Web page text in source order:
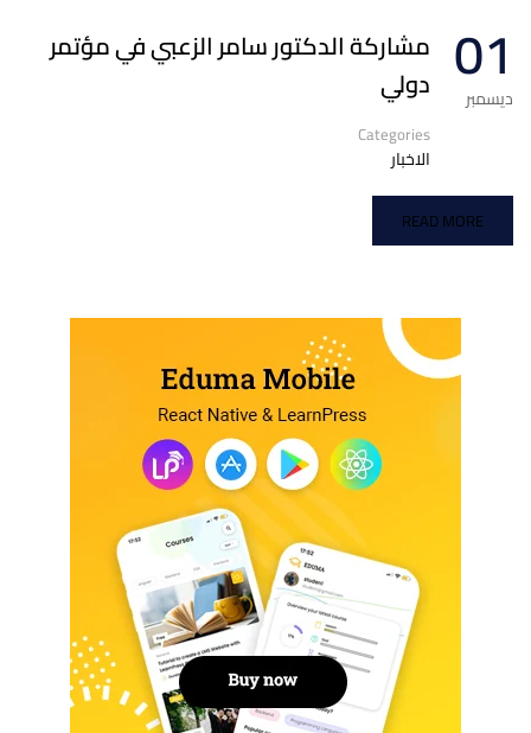
01
ديسمبر
مشاركة الدكتور سامر الزعبي في مؤتمر
دولي
Categories
الاخبار
READ MORE